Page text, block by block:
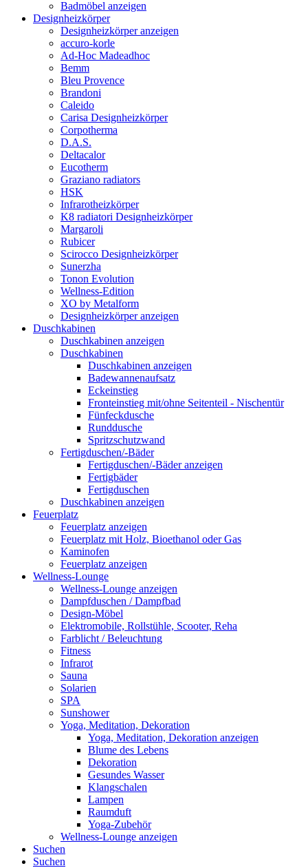
Badmöbel anzeigen
Designheizkörper
Designheizkörper anzeigen
accuro-korle
Ad-Hoc Madeadhoc
Bemm
Bleu Provence
Brandoni
Caleido
Carisa Designheizkörper
Corpotherma
D.A.S.
Deltacalor
Eucotherm
Graziano radiators
HSK
Infrarotheizkörper
K8 radiatori Designheizkörper
Margaroli
Rubicer
Scirocco Designheizkörper
Sunerzha
Tonon Evolution
Wellness-Edition
XO by Metalform
Designheizkörper anzeigen
Duschkabinen
Duschkabinen anzeigen
Duschkabinen
Duschkabinen anzeigen
Badewannenaufsatz
Eckeinstieg
Fronteinstieg mit/ohne Seitenteil - Nischentür
Fünfeckdusche
Runddusche
Spritzschutzwand
Fertigduschen/-Bäder
Fertigduschen/-Bäder anzeigen
Fertigbäder
Fertigduschen
Duschkabinen anzeigen
Feuerplatz
Feuerplatz anzeigen
Feuerplatz mit Holz, Bioethanol oder Gas
Kaminofen
Feuerplatz anzeigen
Wellness-Lounge
Wellness-Lounge anzeigen
Dampfduschen / Dampfbad
Design-Möbel
Elektromobile, Rollstühle, Scooter, Reha
Farblicht / Beleuchtung
Fitness
Infrarot
Sauna
Solarien
SPA
Sunshower
Yoga, Meditation, Dekoration
Yoga, Meditation, Dekoration anzeigen
Blume des Lebens
Dekoration
Gesundes Wasser
Klangschalen
Lampen
Raumduft
Yoga-Zubehör
Wellness-Lounge anzeigen
Suchen
Suchen